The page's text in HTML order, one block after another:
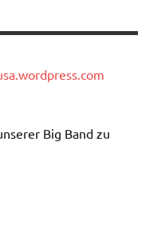
Big Band zu